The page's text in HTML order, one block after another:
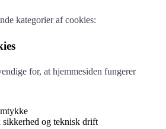
kategorier af cookies:
for, at hjemmesiden fungerer
og teknisk drift